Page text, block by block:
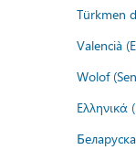
Türkmen
Valencià
Wolof
Ελληνικά